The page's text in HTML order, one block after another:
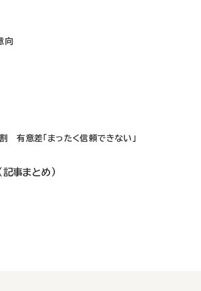
向
有意差「まったく信頼できない」
事まとめ）